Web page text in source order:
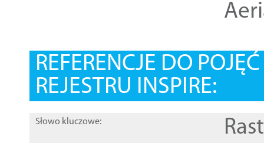
REFERENCJE DO
REJESTRU INSPIRE:
Słowo kluczowe: